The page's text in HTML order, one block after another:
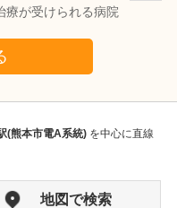
療が受けられる病院
(熊本市電A系統) を中心に直線
地図で検索